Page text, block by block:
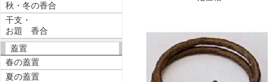
秋・冬の香合
干支・
お題 香合
蓋置
春の蓋置
夏の蓋置